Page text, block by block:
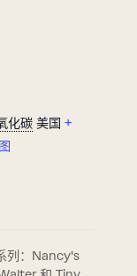
化碳 美国 +
列：Nancy's